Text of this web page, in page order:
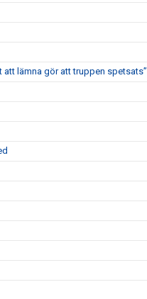
lämna gör att truppen spetsats”